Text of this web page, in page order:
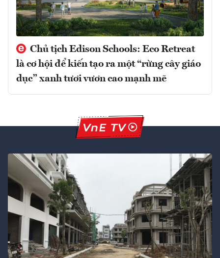
Chủ tịch Edison Schools: Eco Retreat
là cơ hội để kiến tạo ra một “rừng cây giáo
dục” xanh tươi vươn cao mạnh mẽ